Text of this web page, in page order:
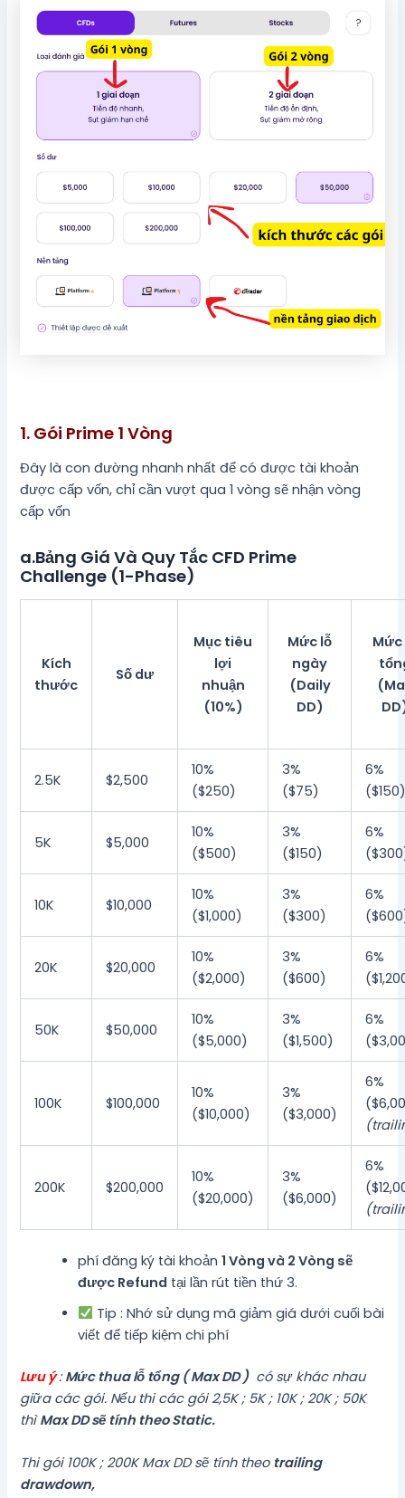
1. Gói Prime 1 Vòng
Đây là con đường nhanh nhất để có được tài khoản
được cấp vốn, chỉ cần vượt qua 1 vòng sẽ nhận vòng
cấp vốn
a.Bảng Giá Và Quy Tắc CFD Prime
Challenge (1-Phase)
Kích
thước
Số dư
Mục tiêu
lợi
nhuận
(10%)
Mức lỗ
ngày
(Daily
DD)
Mức
2.5K $2,500
10%
($250)
3%
($75)
6%
5K $5,000
10%
($500)
3%
($150)
6%
10K $10,000
10%
($1,000)
3%
($300)
6%
20K $20,000
10%
($2,000)
3%
($600)
6%
50K $50,000
10%
($5,000)
3%
($1,500)
6%
100K $100,000
10%
($10,000)
3%
($3,000)
6%
200K $200,000
10%
($20,000)
3%
($6,000)
6%
phí đăng ký tài khoản1 Vòng và 2 Vòng sẽ
được Refund tại lần rút tiền thứ 3.
Tip : Nhớ sử dụng mã giảm giá dưới cuối bài
viết để tiếp kiệm chi phí
Lưu ý:Mức thua lỗ tổng ( Max DD )có sự khác nhau
giữa các gói. Nếu thi các gói 2,5K ; 5K ; 10K ; 20K ; 50K
thìMax DD sẽ tính theo Static.
Thi gói 100K ; 200K Max DD sẽ tính theo trailing
drawdown,